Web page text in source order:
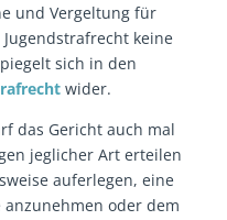
und Vergeltung für
keine
sich in den
wider.
das Gericht auch mal
jeglicher Art erteilen
auferlegen, eine
oder dem